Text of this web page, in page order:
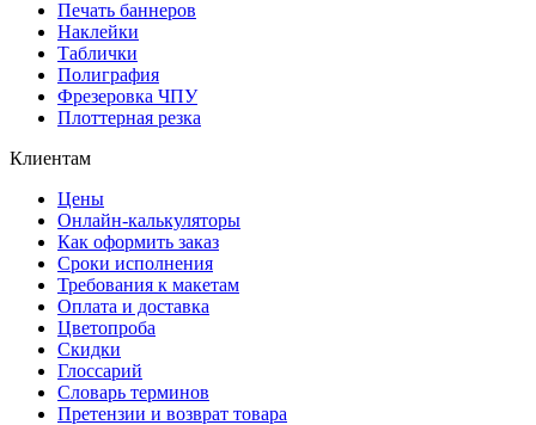
Печать баннеров
Наклейки
Таблички
Полиграфия
Фрезеровка ЧПУ
Плоттерная резка
Клиентам
Цены
Онлайн-калькуляторы
Как оформить заказ
Сроки исполнения
Требования к макетам
Оплата и доставка
Цветопроба
Скидки
Глоссарий
Словарь терминов
Претензии и возврат товара